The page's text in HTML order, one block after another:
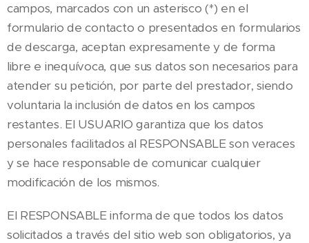
campos, marcados con un asterisco (*) en el
formulario de contacto o presentados en formularios
de descarga, aceptan expresamente y de forma
libre e inequívoca, que sus datos son necesarios para
atender su petición, por parte del prestador, siendo
voluntaria la inclusión de datos en los campos
restantes. El USUARIO garantiza que los datos
personales facilitados al RESPONSABLE son veraces
y se hace responsable de comunicar cualquier
modificación de los mismos.
El RESPONSABLE informa de que todos los datos
solicitados a través del sitio web son obligatorios, ya